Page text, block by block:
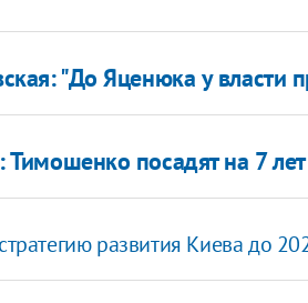
"До Яценюка у
Тимошенко посадят на 7 лет
развития Киева до